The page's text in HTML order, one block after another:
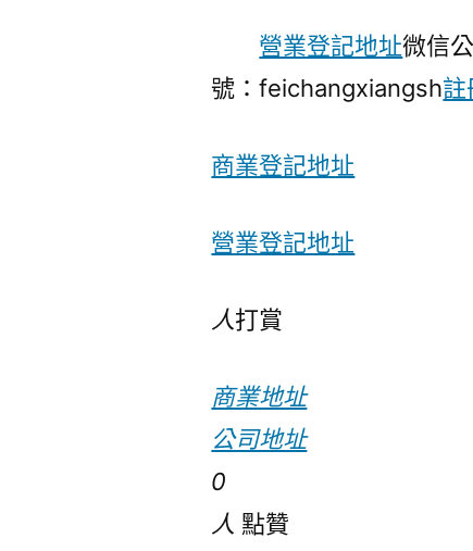
營業登記地址微信
號：feichangxiangsh註
商業登記地址
營業登記地址
人打賞
商業地址
公司地址
0
人 點贊